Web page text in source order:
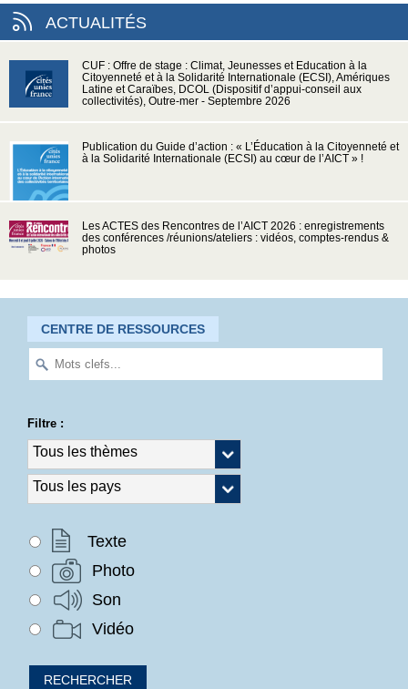
ACTUALITÉS
CUF : Offre de stage : Climat, Jeunesses et Education à la
Citoyenneté et à la Solidarité Internationale (ECSI), Amériques
Latine et Caraïbes, DCOL (Dispositif d’appui-conseil aux
collectivités), Outre-mer - Septembre 2026
Publication du Guide d’action : « L’Éducation à la Citoyenneté et
à la Solidarité Internationale (ECSI) au cœur de l’AICT » !
Les ACTES des Rencontres de l’AICT 2026 : enregistrements
des conférences /réunions/ateliers : vidéos, comptes-rendus &
photos
CENTRE DE RESSOURCES
Filtre :
Texte
Photo
Son
Vidéo